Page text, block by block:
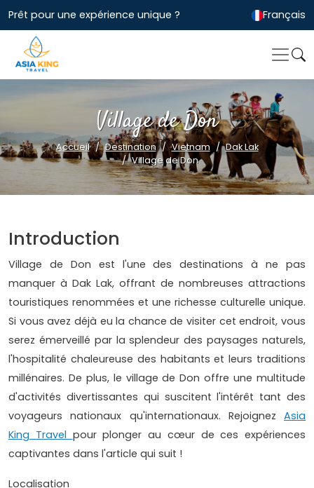
Prêt pour une expérience unique ? Français
Village de Don
Accueil Destination Vietnam
Dak Lak
Village de Don
Introduction
Village de Don est l'une des destinations à ne pas
manquer à Dak Lak, offrant de nombreuses attractions
touristiques renommées et une richesse culturelle unique.
Si vous avez déjà eu la chance de visiter cet endroit, vous
serez émerveillé par la splendeur des paysages naturels,
l'hospitalité chaleureuse des habitants et leurs traditions
millénaires. De plus, le village de Don offre une multitude
d'activités divertissantes qui suscitent l'intérêt tant des
voyageurs nationaux qu'internationaux. Rejoignez Asia
King Travel pour plonger au cœur de ces expériences
captivantes dans l'article qui suit !
Localisation